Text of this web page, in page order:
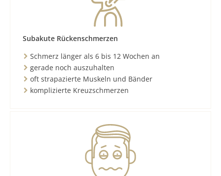
Subakute Rückenschmerzen
Schmerz länger als 6 bis 12 Wochen an
gerade noch auszuhalten
oft strapazierte Muskeln und Bänder
komplizierte Kreuzschmerzen